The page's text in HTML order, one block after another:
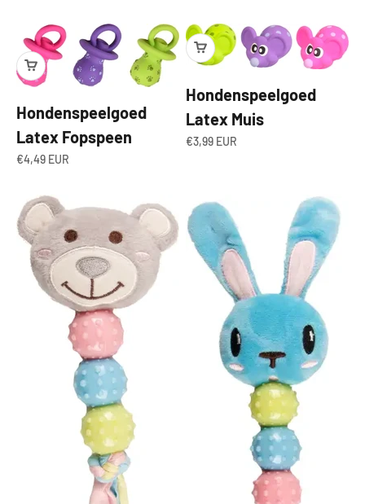
Hondenspeelgoed
Latex Fopspeen
Angebot
€4,49 EUR
Hondenspeelgoed
Latex Muis
Angebot
€3,99 EUR